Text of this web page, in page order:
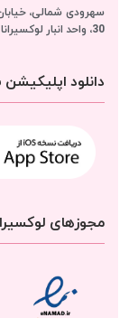
سهرودی شمالی،
30، واحد انبار
لوکسیرانا
دانلود اپلیکیشن
مجوزهای